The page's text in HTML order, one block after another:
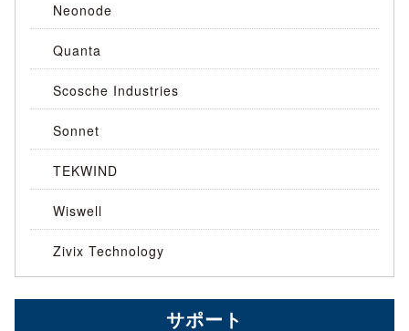
Neonode
Quanta
Scosche Industries
Sonnet
TEKWIND
Wiswell
Zivix Technology
サポート